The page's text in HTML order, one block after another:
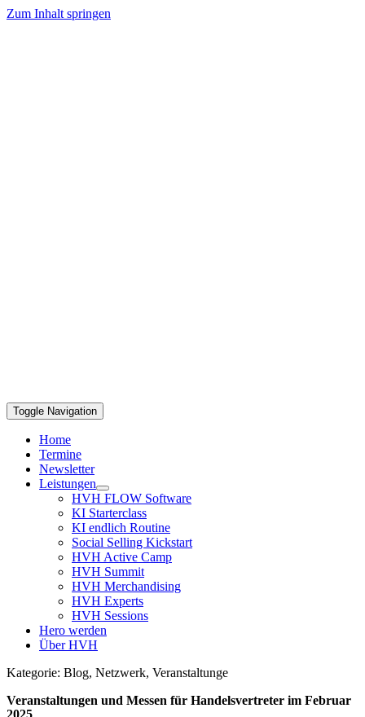
Zum Inhalt springen
Toggle Navigation
Home
Termine
Newsletter
Leistungen
HVH FLOW Software
KI Starterclass
KI endlich Routine
Social Selling Kickstart
HVH Active Camp
HVH Summit
HVH Merchandising
HVH Experts
HVH Sessions
Hero werden
Über HVH
Kategorie: Blog, Netzwerk, Veranstaltunge
Veranstaltungen und Messen für Handelsvertreter im Februar
2025